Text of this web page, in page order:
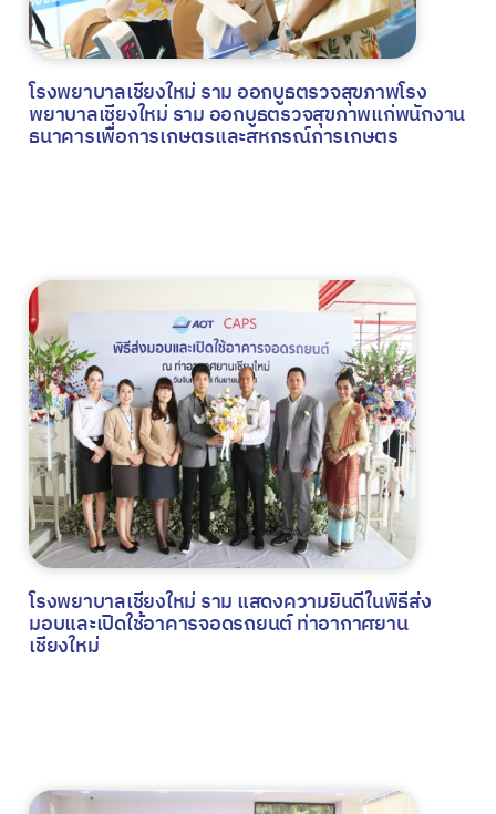
โรงพยาบาลเชียงใหม่ ราม ออกบูธตรวจสุขภาพโรง
พยาบาลเชียงใหม่ ราม ออกบูธตรวจสุขภาพแก่พนักงาน
ธนาคารเพื่อการเกษตรและสหกรณ์การเกษตร
โรงพยาบาลเชียงใหม่ ราม แสดงความยินดีในพิธีส่ง
มอบและเปิดใช้อาคารจอดรถยนต์ ท่าอากาศยาน
เชียงใหม่